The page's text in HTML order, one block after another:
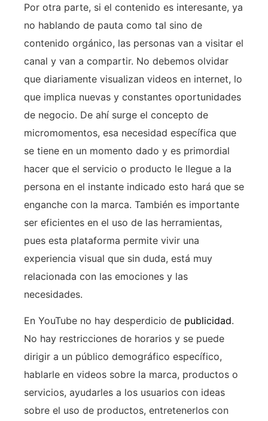
Por otra parte, si el contenido es interesante, ya
no hablando de pauta como tal sino de
contenido orgánico, las personas van a visitar el
canal y van a compartir. No debemos olvidar
que diariamente visualizan videos en internet, lo
que implica nuevas y constantes oportunidades
de negocio. De ahí surge el concepto de
micromomentos, esa necesidad específica que
se tiene en un momento dado y es primordial
hacer que el servicio o producto le llegue a la
persona en el instante indicado esto hará que se
enganche con la marca. También es importante
ser eficientes en el uso de las herramientas,
pues esta plataforma permite vivir una
experiencia visual que sin duda, está muy
relacionada con las emociones y las
necesidades.
En YouTube no hay desperdicio de publicidad.
No hay restricciones de horarios y se puede
dirigir a un público demográfico específico,
hablarle en videos sobre la marca, productos o
servicios, ayudarles a los usuarios con ideas
sobre el uso de productos, entretenerlos con